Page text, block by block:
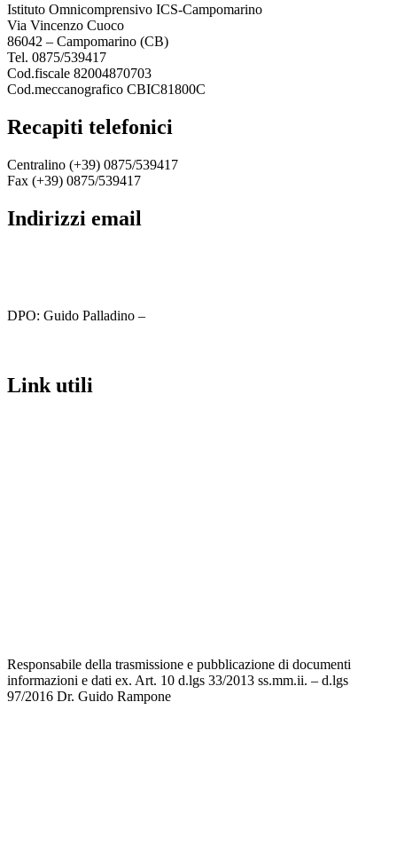
Istituto Omnicomprensivo ICS-Campomarino
Via Vincenzo Cuoco
86042 – Campomarino (CB)
Tel. 0875/539417
Cod.fiscale 82004870703
Cod.meccanografico CBIC81800C
recapiti telefonici
Centralino (+39) 0875/539417
Fax (+39) 0875/539417
indirizzi email
DPO: Guido Palladino –
link utili
Responsabile della trasmissione e pubblicazione di documenti
informazioni e dati ex. Art. 10 d.lgs 33/2013 ss.mm.ii. – d.lgs
97/2016 Dr. Guido Rampone